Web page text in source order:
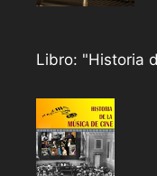
Libro: "Historia